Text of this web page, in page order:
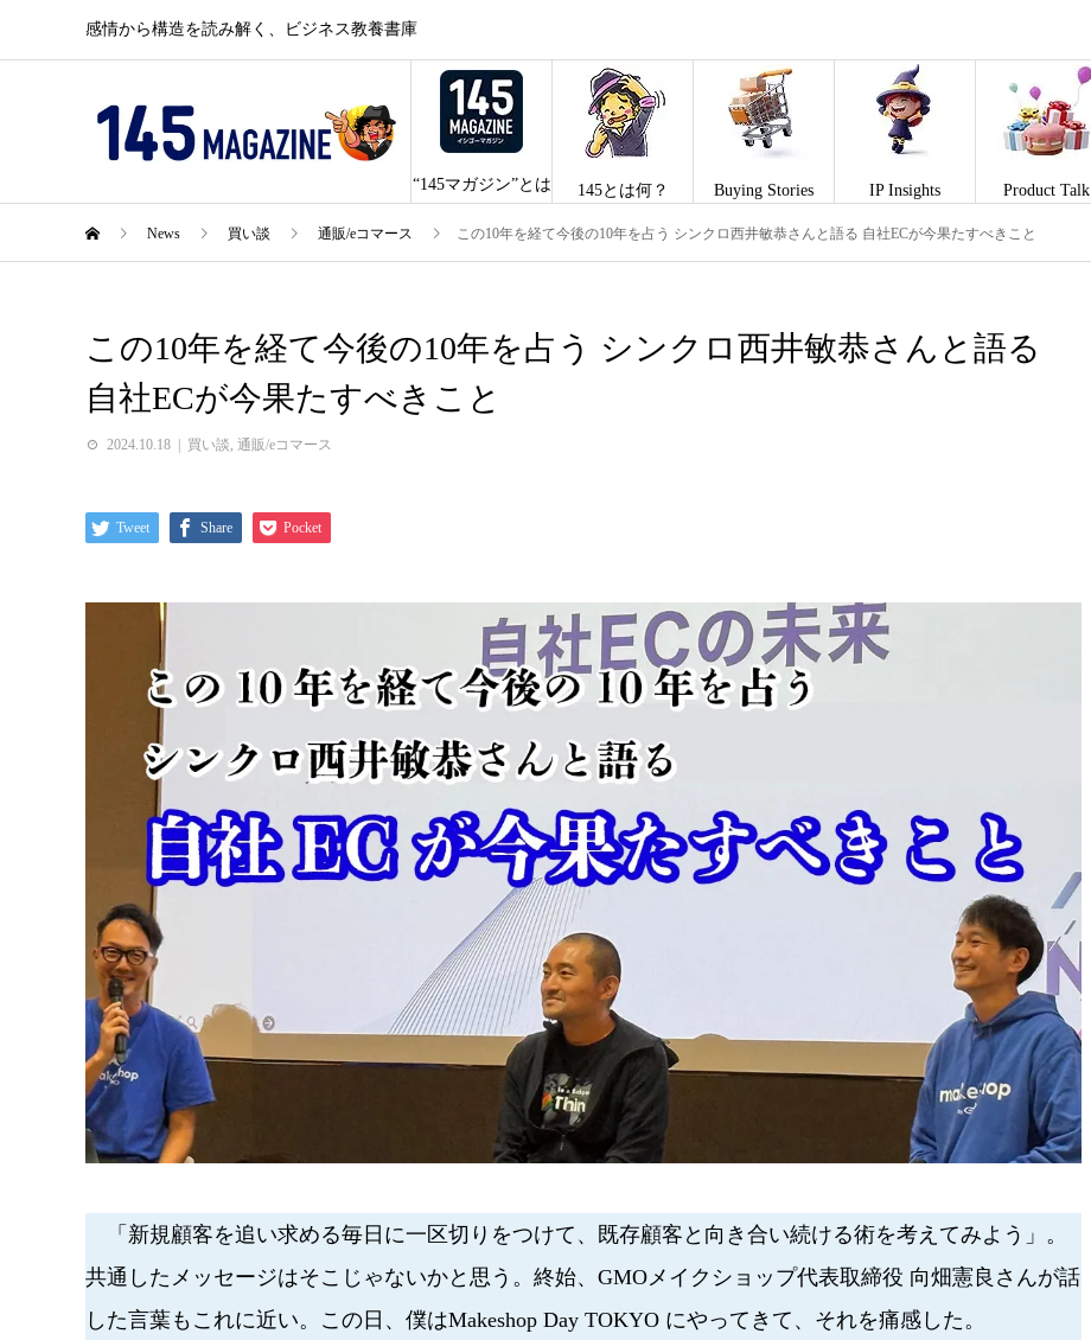
感情から構造を読み解く、ビジネス教養書庫
“145マガジン”とは 145とは何？ Buying Stories IP Insights Product Talk
News 買い談 通販/eコマース この10年を経て今後の10年を占う シンクロ西井敏恭さんと語る 自社ECが今果たすべきこと
この10年を経て今後の10年を占う シンクロ西井敏恭さんと語る
自社ECが今果たすべきこと
2024.10.18 買い談, 通販/eコマース
Tweet Share Pocket
「新規顧客を追い求める毎日に一区切りをつけて、既存顧客と向き合い続ける術を考えてみよう」。
共通したメッセージはそこじゃないかと思う。終始、GMOメイクショップ代表取締役 向畑憲良さんが話
した言葉もこれに近い。この日、僕はMakeshop Day TOKYO にやってきて、それを痛感した。